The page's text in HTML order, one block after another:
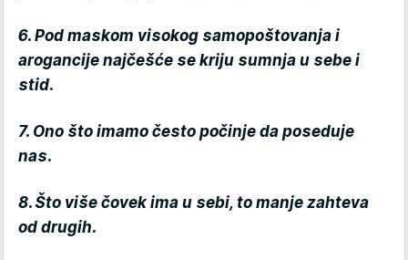
6. Pod maskom visokog samopoštovanja i
arogancije najčešće se kriju sumnja u sebe i
stid.
7. Ono što imamo često počinje da poseduje
nas.
8. Što više čovek ima u sebi, to manje zahteva
od drugih.